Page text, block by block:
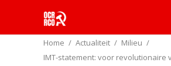
Home Actualiteit
Milieu
IMT-statement: voor revolutionaire